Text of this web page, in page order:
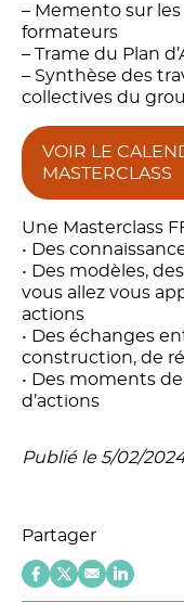
– Memento sur
formateurs
– Trame du Plan
– Synthèse des
collectives du
VOIR LE
MASTERCLASS
Une Masterclass
• Des
• Des modèles,
vous allez vous
actions
• Des échanges
construction, de
• Des moments
d’actions
Publié le 5/02/
Partager